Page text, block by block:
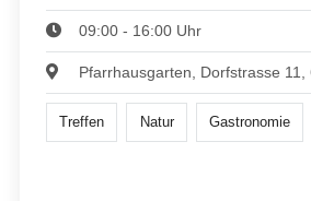
09:00 - 16:00 Uhr
Pfarrhausgarten, Dorfstrasse 11,
Treffen Natur Gastronomie